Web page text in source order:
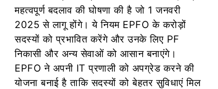
महत्वपूर्ण बदलाव की घोषणा की है जो 1 जनवरी
2025 से लागू होंगे। ये नियम EPFO के करोड़ों
सदस्यों को प्रभावित करेंगे और उनके लिए PF
निकासी और अन्य सेवाओं को आसान बनाएंगे।
EPFO ने अपनी IT प्रणाली को अपग्रेड करने की
योजना बनाई है ताकि सदस्यों को बेहतर सुविधाएं मिल